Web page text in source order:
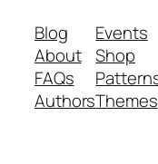
Blog
About
FAQs
Authors
Events
Shop
Themes